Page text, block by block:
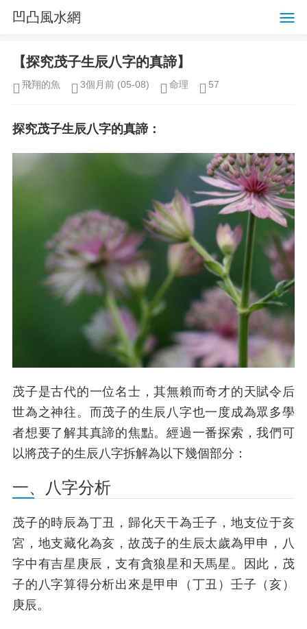
凹凸風水網
【探究茂子生辰八字的真諦】
飛翔的魚 3個月前 (05-08) 命理 57
探究茂子生辰八字的真諦：
茂子是古代的一位名士，其無賴而奇才的天賦令后
世為之神往。而茂子的生辰八字也一度成為眾多學
者想要了解其真諦的焦點。經過一番探索，我們可
以將茂子的生辰八字拆解為以下幾個部分：
一、八字分析
茂子的時辰為丁丑，歸化天干為壬子，地支位于亥
宮，地支藏化為亥，故茂子的生辰太歲為甲申，八
字中有吉星庚辰，支有貪狼星和天馬星。因此，茂
子的八字算得分析出來是甲申（丁丑）壬子（亥）
庚辰。